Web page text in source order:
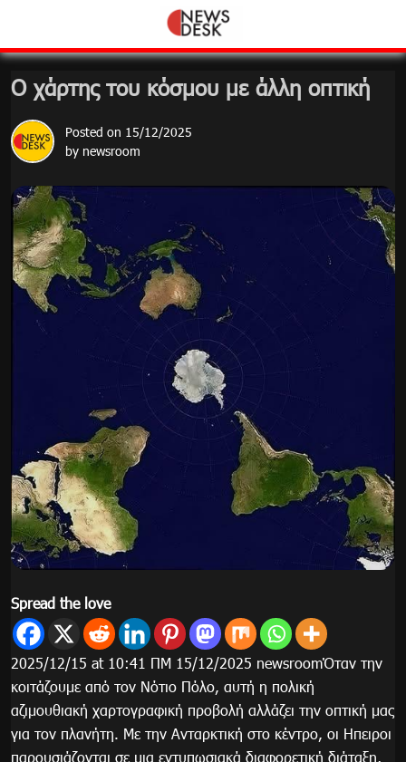
content
Ο χάρτης του κόσμου με άλλη οπτική
Posted on 15/12/2025
by newsroom
Spread the love
2025/12/15 at 10:41 ΠΜ 15/12/2025 newsroomΌταν την
κοιτάζουμε από τον Νότιο Πόλο, αυτή η πολική
αζιμουθιακή χαρτογραφική προβολή αλλάζει την οπτική μας
για τον πλανήτη. Με την Ανταρκτική στο κέντρο, οι Ηπειροι
παρουσιάζονται σε μια εντυπωσιακά διαφορετική διάταξη,